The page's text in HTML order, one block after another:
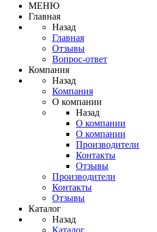
МЕНЮ
Главная
Назад
Главная
Отзывы
Вопрос-ответ
Компания
Назад
Компания
О компании
Назад
О компании
О компании
Производители
Контакты
Отзывы
Производители
Контакты
Отзывы
Каталог
Назад
Каталог